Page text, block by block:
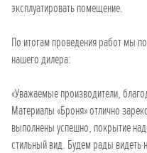
эксплуатировать помещение.
По итогам проведения работ мы
нашего дилера:
«Уважаемые производители,
Материалы «Броня» отлично
выполнены успешно, покрытие
стильный вид. Будем рады видеть